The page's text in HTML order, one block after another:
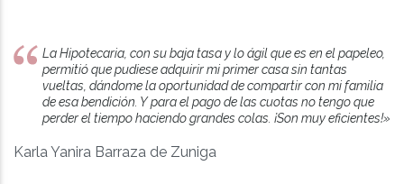
La Hipotecaria, con su baja tasa y lo ágil que es en el papeleo,
permitió que pudiese adquirir mi primer casa sin tantas
vueltas, dándome la oportunidad de compartir con mi familia
de esa bendición. Y para el pago de las cuotas no tengo que
perder el tiempo haciendo grandes colas. ¡Son muy eficientes!»
Karla Yanira Barraza de Zuniga